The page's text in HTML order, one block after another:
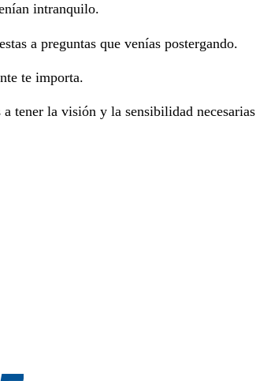
intranquilo.
a preguntas que venías postergando.
te importa.
tener la visión y la sensibilidad necesarias